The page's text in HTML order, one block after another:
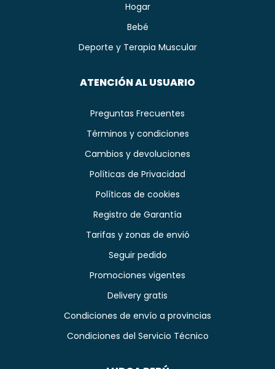
Hogar
Bebé
Deporte y Terapia Muscular
ATENCIÓN AL USUARIO
Preguntas Frecuentes
Términos y condiciones
Cambios y devoluciones
Políticas de Privacidad
Políticas de cookies
Registro de Garantía
Tarifas y zonas de envió
Seguir pedido
Promociones vigentes
Delivery gratis
Condiciones de envío a provincias
Condiciones del Servicio Técnico